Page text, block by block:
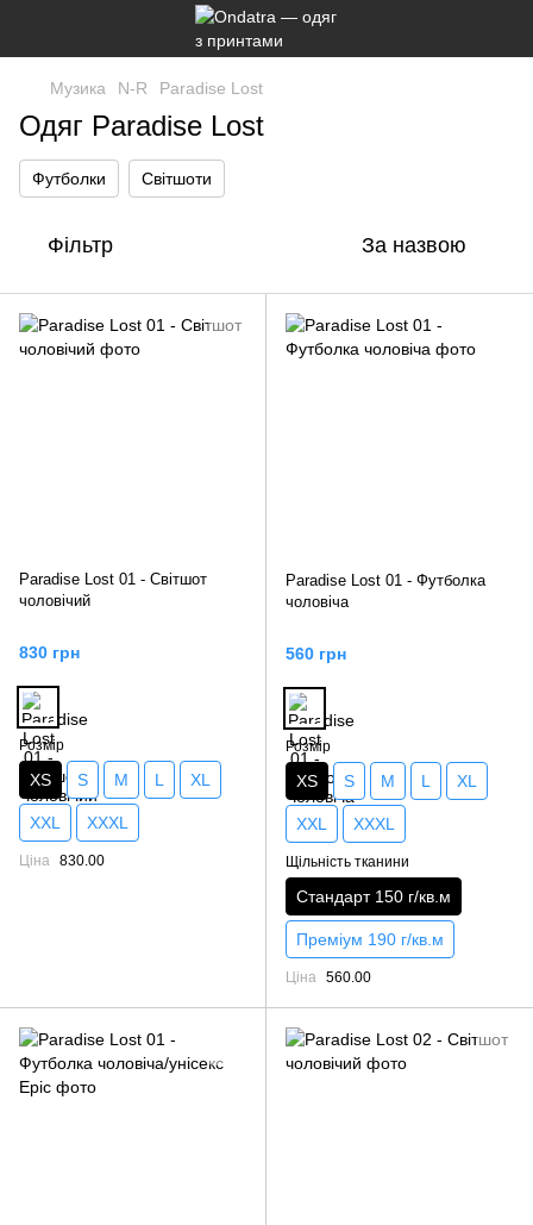
Музика N-R Paradise Lost
Одяг Paradise Lost
Футболки Світшоти
Фільтр За назвою
Paradise Lost 01 - Світшот
чоловічий
830 грн
Розмір
XS S M L XL
XXL XXXL
Ціна 830.00
Paradise Lost 01 - Футболка
чоловіча
560 грн
Розмір
XS S M L XL
XXL XXXL
Щільність тканини
Стандарт 150 г/кв.м
Преміум 190 г/кв.м
Ціна 560.00